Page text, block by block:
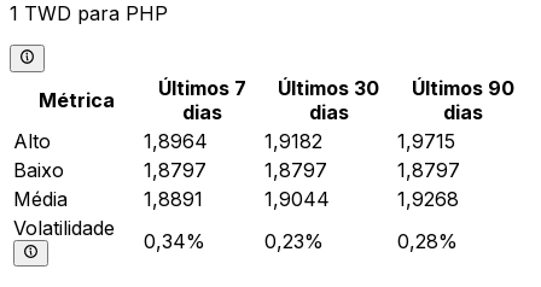
1 TWD para PHP
Métrica
Últimos 7
dias
Últimos 30
dias
Últimos 90
dias
Alto
1,8964 1,9182
1,9715
Baixo
1,8797 1,8797
1,8797
Média
1,8891 1,9044
1,9268
Volatilidade
0,34% 0,23% 0,28%